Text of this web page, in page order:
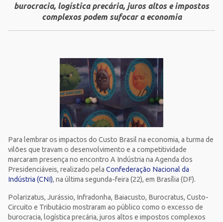
burocracia, logística precária, juros altos e impostos
complexos podem sufocar a economia
Para lembrar os impactos do Custo Brasil na economia, a turma de
vilões que travam o desenvolvimento e a competitividade
marcaram presença no encontro A Indústria na Agenda dos
Presidenciáveis, realizado pela Confederação Nacional da
Indústria (CNI), na última segunda-feira (22), em Brasília (DF).
Polarizatus, Jurássio, Infradonha, Baiacusto, Burocratus, Custo-
Circuito e Tributácio mostraram ao público como o excesso de
burocracia, logística precária, juros altos e impostos complexos